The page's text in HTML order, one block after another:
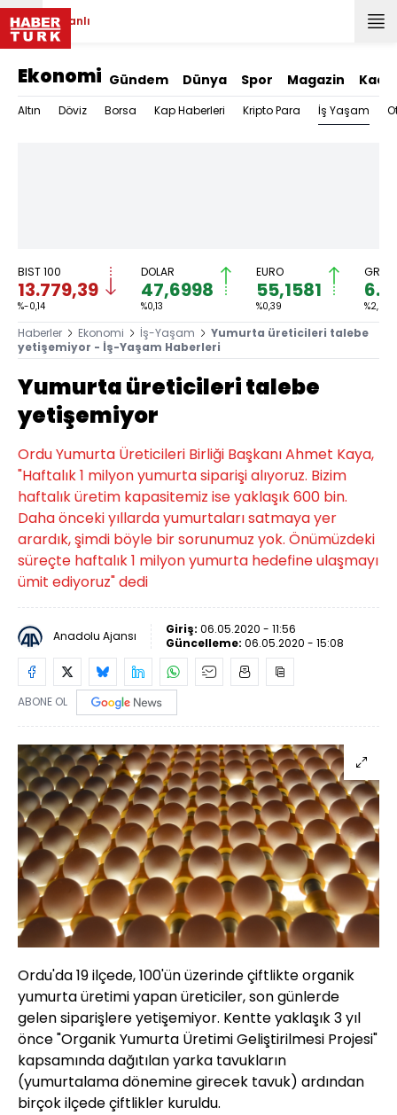
Canlı
Ekonomi Gündem Dünya Spor Magazin
Altın Döviz Borsa Kap Haberleri Kripto Para İş Yaşam
BIST 100
13.779,39
%-0,14
DOLAR
47,6998
%0,13
EURO
55,1581
%0,39 %2,59
Haberler Ekonomi İş-Yaşam
Yumurta üreticileri talebe
yetişemiyor - İş-Yaşam Haberleri
Yumurta üreticileri talebe
yetişemiyor
Ordu Yumurta Üreticileri Birliği Başkanı Ahmet Kaya,
"Haftalık 1 milyon yumurta siparişi alıyoruz. Bizim
haftalık üretim kapasitemiz ise yaklaşık 600 bin.
Daha önceki yıllarda yumurtaları satmaya yer
arardık, şimdi böyle bir sorunumuz yok. Önümüzdeki
süreçte haftalık 1 milyon yumurta hedefine ulaşmayı
ümit ediyoruz" dedi
Anadolu Ajansı Giriş: 06.05.2020 - 11:56
Güncelleme: 06.05.2020 - 15:08
ABONE OL
Ordu'da 19 ilçede, 100'ün üzerinde çiftlikte organik
yumurta üretimi yapan üreticiler, son günlerde
gelen siparişlere yetişemiyor. Kentte yaklaşık 3 yıl
önce "Organik Yumurta Üretimi Geliştirilmesi Projesi"
kapsamında dağıtılan yarka tavukların
(yumurtalama dönemine girecek tavuk) ardından
birçok ilçede çiftlikler kuruldu.